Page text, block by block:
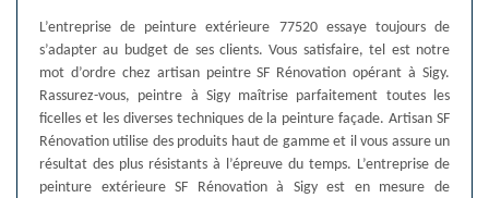
L’entreprise de peinture extérieure 77520 essaye toujours de
s’adapter au budget de ses clients. Vous satisfaire, tel est notre
mot d’ordre chez artisan peintre SF Rénovation opérant à Sigy.
Rassurez-vous, peintre à Sigy maîtrise parfaitement toutes les
ficelles et les diverses techniques de la peinture façade. Artisan SF
Rénovation utilise des produits haut de gamme et il vous assure un
résultat des plus résistants à l’épreuve du temps. L’entreprise de
peinture extérieure SF Rénovation à Sigy est en mesure de